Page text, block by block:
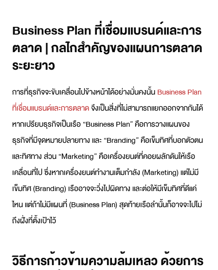
Business Plan ที่เชื่อมแบรนด์และการ
ตลาด | กลไกสำคัญของแผนการตลาด
ระยะยาว
การที่ธุรกิจจะขับเคลื่อนไปข้างหน้าได้อย่างมั่นคงนั้นBusiness Plan
ที่เชื่อมแบรนด์และการตลาดจึงเป็นสิ่งที่ไม่สามารถแยกออกจากกันได้
หากเปรียบธุรกิจเป็นเรือ “Business Plan” คือการวางแผนของ
ธุรกิจที่มีจุดหมายปลายทาง และ “Branding” คือเข็มทิศที่บอกตัวตน
และทิศทาง ส่วน “Marketing” คือเครื่องยนต์ที่คอยผลักดันให้เรือ
เคลื่อนที่ไป ซึ่งหากเครื่องยนต์ทำงานเต็มกำลัง (Marketing) แต่ไม่มี
เข็มทิศ (Branding) เรืออาจจะวิ่งไปผิดทาง และต่อให้มีเข็มทิศที่ดีแค่
ไหน แต่ถ้าไม่มีแผนที่ (Business Plan) สุดท้ายเรือลำนั้นก็อาจจะไปไม่
ถึงฝั่งที่ตั้งเป้าไว้
วิธีการก้าวข้ามความล้มเหลว ด้วยการ